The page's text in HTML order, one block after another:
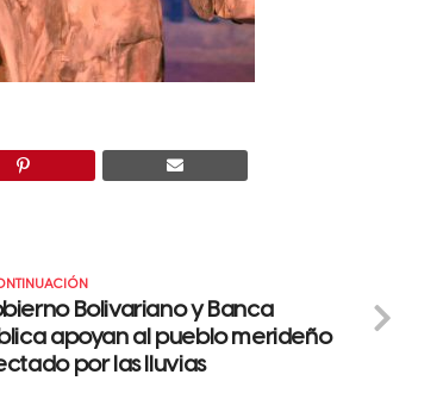
Bolivariano y Banca
apoyan al pueblo merideño
por las lluvias